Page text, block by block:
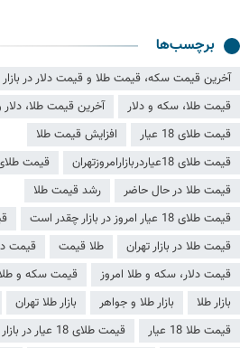
برچسب‌ها
آخرین قیمت سکه، قیمت طلا و قیمت دلار در بازار
قیمت طلا، سکه و دلار
آخرین قیمت طلا،
قیمت طلای 18 عیار
افزایش قیمت طلا
قیمت طلای 18عیاردربازارامروزتهران
قیمت طلای 18 عیار
قیمت طلا در حال حاضر
رشد قیمت طلا
قیمت طلای 18 عیار امروز در بازار چقدر است
قیمت طلا در بازار تهران
طلا قیمت
قیمت
قیمت دلار، سکه و طلا امروز
قیمت سکه و
بازار طلا
بازار طلا و جواهر بازار طلا تهران
قیمت طلا 18 عیار
قیمت طلای 18 عیار در بازار امروز تهران